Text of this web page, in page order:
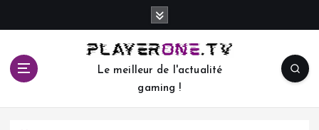
c
Le meilleur de l'actualité
gaming !